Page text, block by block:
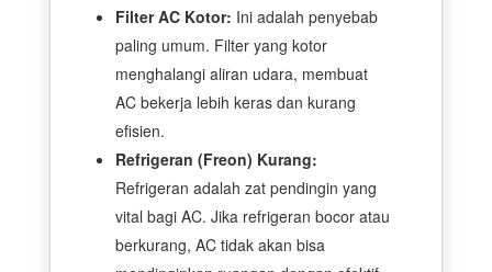
Filter AC Kotor: Ini adalah penyebab
paling umum. Filter yang kotor
menghalangi aliran udara, membuat
AC bekerja lebih keras dan kurang
efisien.
Refrigeran (Freon) Kurang:
Refrigeran adalah zat pendingin yang
vital bagi AC. Jika refrigeran bocor atau
berkurang, AC tidak akan bisa